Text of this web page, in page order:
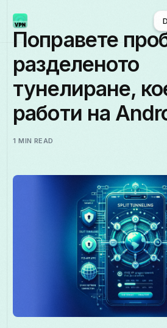
Български
Download free
Поправете
разделеното
тунелиране,
работи на
1 MIN READ